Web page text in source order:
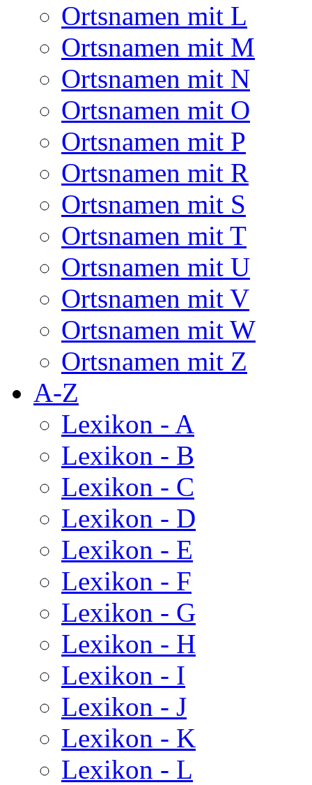
Ortsnamen mit L
Ortsnamen mit M
Ortsnamen mit N
Ortsnamen mit O
Ortsnamen mit P
Ortsnamen mit R
Ortsnamen mit S
Ortsnamen mit T
Ortsnamen mit U
Ortsnamen mit V
Ortsnamen mit W
Ortsnamen mit Z
A-Z
Lexikon - A
Lexikon - B
Lexikon - C
Lexikon - D
Lexikon - E
Lexikon - F
Lexikon - G
Lexikon - H
Lexikon - I
Lexikon - J
Lexikon - K
Lexikon - L